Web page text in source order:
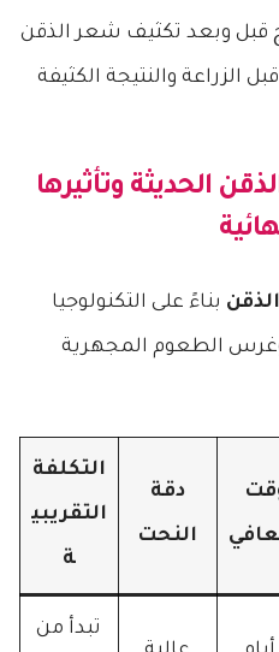
الحديثة وتأثيرها
بناءً على التكنولوجيا
الطعوم المجهرية
دقة
النحت
التكلفة
التقريبي
ة
تبدأ من